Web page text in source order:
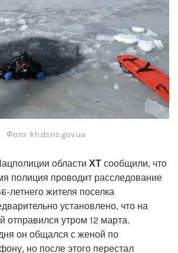
Фото: kh.dsns.gov.ua
области ХТ сообщили, что
полиция проводит расследование
летнего жителя поселка
установлено, что на
отправился утром 12 марта.
он общался с женой по
но после этого перестал